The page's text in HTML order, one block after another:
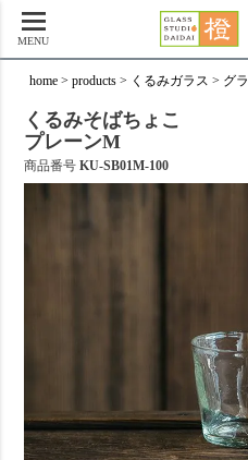
MENU
home products くるみガラス グ
くるみそばちょこ
プレーンM
商品番号 KU-SB01M-100